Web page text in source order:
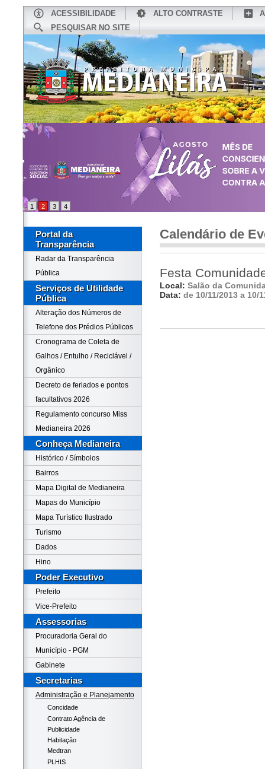
ACESSIBILIDADE ALTO CONTRASTE
PESQUISAR NO SITE
INÍCIO CONHEÇA MEDIANEIRA
1 2 3 4
Portal da
Transparência
Radar da Transparência
Pública
Serviços de Utilidade
Pública
Alteração dos Números de
Telefone dos Prédios Públicos
Cronograma de Coleta de
Galhos / Entulho / Reciclável /
Orgânico
Decreto de feriados e pontos
facultativos 2026
Regulamento concurso Miss
Medianeira 2026
Conheça Medianeira
Histórico / Símbolos
Bairros
Mapa Digital de Medianeira
Mapas do Município
Mapa Turístico Ilustrado
Turismo
Dados
Hino
Poder Executivo
Prefeito
Vice-Prefeito
Assessorias
Procuradoria Geral do
Município - PGM
Gabinete
Secretarias
Administração e Planejamento
Concidade
Contrato Agência de
Publicidade
Habitação
Medtran
PLHIS
Calendário de
Festa
Local: Salão da
Data: de 10/11/2013 a 10/